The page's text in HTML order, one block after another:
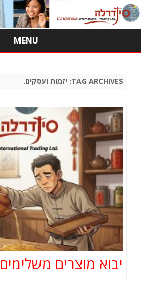
MENU
TAG ARCHIVES: יזמות ועסקים.
יבוא מוצרים משלימים